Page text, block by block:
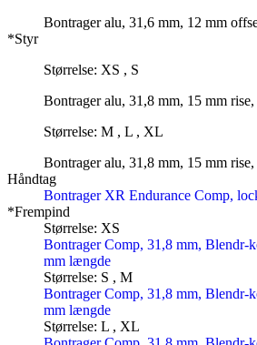
Bontrager alu, 31,6 mm, 12 mm
*Styr
Størrelse: XS , S
Bontrager alu, 31,8 mm, 15 mm
Størrelse: M , L , XL
Bontrager alu, 31,8 mm, 15 mm
Håndtag
Bontrager XR Endurance Comp,
*Frempind
Størrelse: XS
Bontrager Comp, 31,8 mm, Blendr-
mm længde
Størrelse: S , M
Bontrager Comp, 31,8 mm, Blendr-
mm længde
Størrelse: L , XL